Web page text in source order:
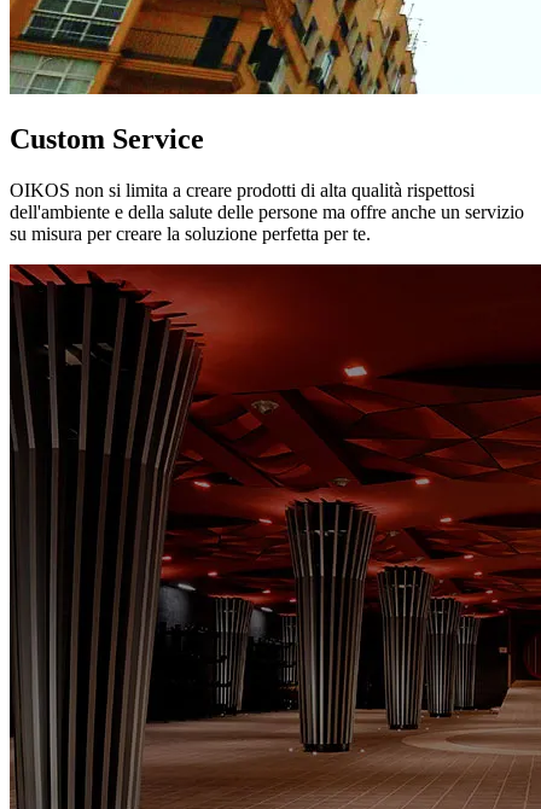
Custom Service
OIKOS non si limita a creare prodotti di alta qualità rispettosi
dell'ambiente e della salute delle persone ma offre anche un servizio
su misura per creare la soluzione perfetta per te.